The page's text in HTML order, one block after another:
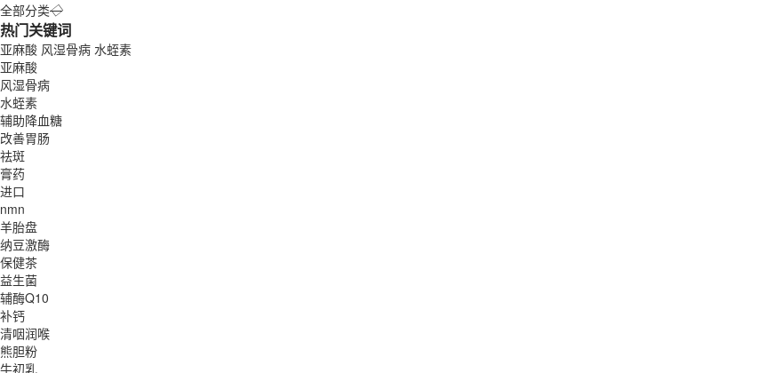
全部分类◇
热门关键词
亚麻酸 风湿骨病 水蛭素
亚麻酸
风湿骨病
水蛭素
辅助降血糖
改善胃肠
祛斑
膏药
进口
nmn
羊胎盘
纳豆激酶
保健茶
益生菌
辅酶Q10
补钙
清咽润喉
熊胆粉
牛初乳